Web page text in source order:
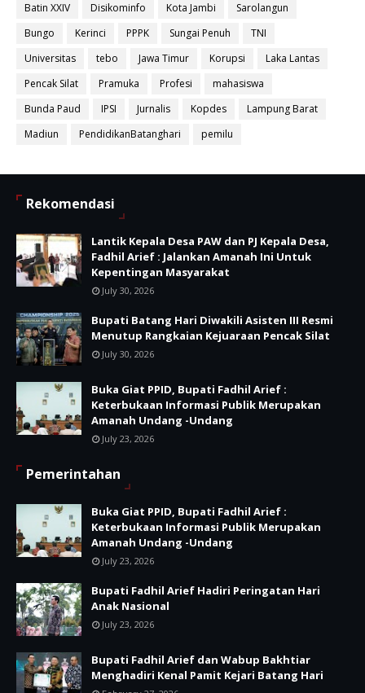
Batin XXIV
Disikominfo Kota Jambi
Sarolangun
Bungo
Kerinci PPPK Sungai Penuh
TNI
Universitas
tebo Jawa Timur Korupsi
Laka Lantas
Pencak Silat
Pramuka Profesi
mahasiswa
Bunda Paud
IPSI Jurnalis Kopdes
Lampung Barat
Madiun
PendidikanBatanghari pemilu
Rekomendasi
Lantik Kepala Desa PAW dan PJ Kepala Desa,
Fadhil Arief : Jalankan Amanah Ini Untuk
Kepentingan Masyarakat
July 30, 2026
Bupati Batang Hari Diwakili Asisten III Resmi
Menutup Rangkaian Kejuaraan Pencak Silat
July 30, 2026
Buka Giat PPID, Bupati Fadhil Arief :
Keterbukaan Informasi Publik Merupakan
Amanah Undang -Undang
July 23, 2026
Pemerintahan
Buka Giat PPID, Bupati Fadhil Arief :
Keterbukaan Informasi Publik Merupakan
Amanah Undang -Undang
July 23, 2026
Bupati Fadhil Arief Hadiri Peringatan Hari
Anak Nasional
July 23, 2026
Bupati Fadhil Arief dan Wabup Bakhtiar
Menghadiri Kenal Pamit Kejari Batang Hari